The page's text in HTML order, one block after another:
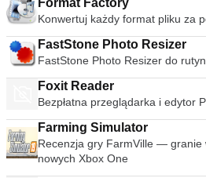
Format Factory
Konwertuj każdy format pliku za
FastStone Photo Resizer
FastStone Photo Resizer do
Foxit Reader
Bezpłatna przeglądarka i edytor
Farming Simulator
Recenzja gry FarmVille — granie
nowych Xbox One